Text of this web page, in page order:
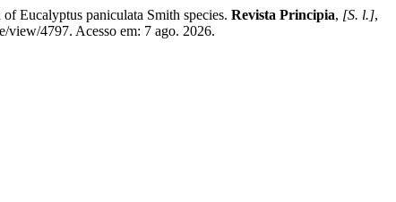
paniculata Smith species. Revista Principia, [S. l.],
4797. Acesso em: 7 ago. 2026.